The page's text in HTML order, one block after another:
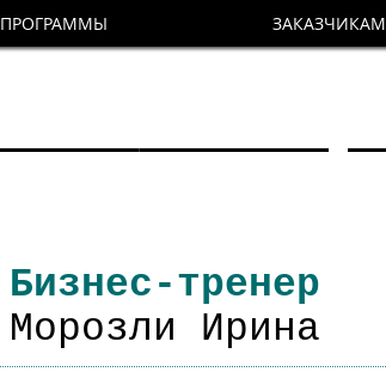
ПРОГРАММЫ ЗАКАЗЧИКАМ
Бизнес-тренер
Морозли Ирина